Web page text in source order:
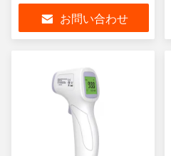
お問い合わせ